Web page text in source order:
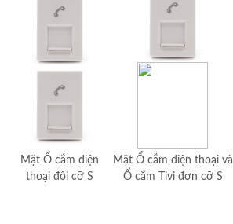
Mặt Ổ cắm điện
thoại đôi cỡ S
Mặt Ổ cắm điện thoại và
Ổ cắm Tivi đơn cỡ S